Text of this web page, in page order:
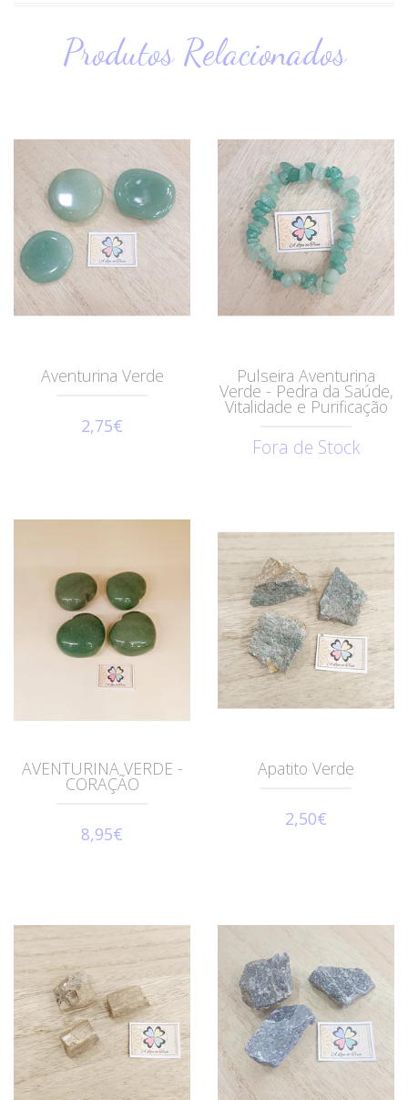
Produtos Relacionados
Aventurina Verde
2,75€
Pulseira Aventurina
Verde - Pedra da Saúde,
Vitalidade e Purificação
Fora de Stock
AVENTURINA VERDE -
CORAÇÃO
8,95€
Apatito Verde
2,50€